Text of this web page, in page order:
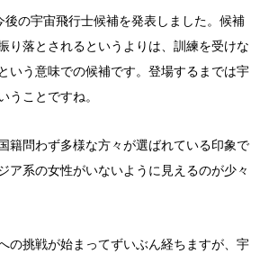
後の宇宙飛行士候補を発表しました。候補
り落とされるというよりは、訓練を受けな
いう意味での候補です。登場するまでは宇
うことですね。
籍問わず多様な方々が選ばれている印象で
ア系の女性がいないように見えるのが少々
の挑戦が始まってずいぶん経ちますが、宇